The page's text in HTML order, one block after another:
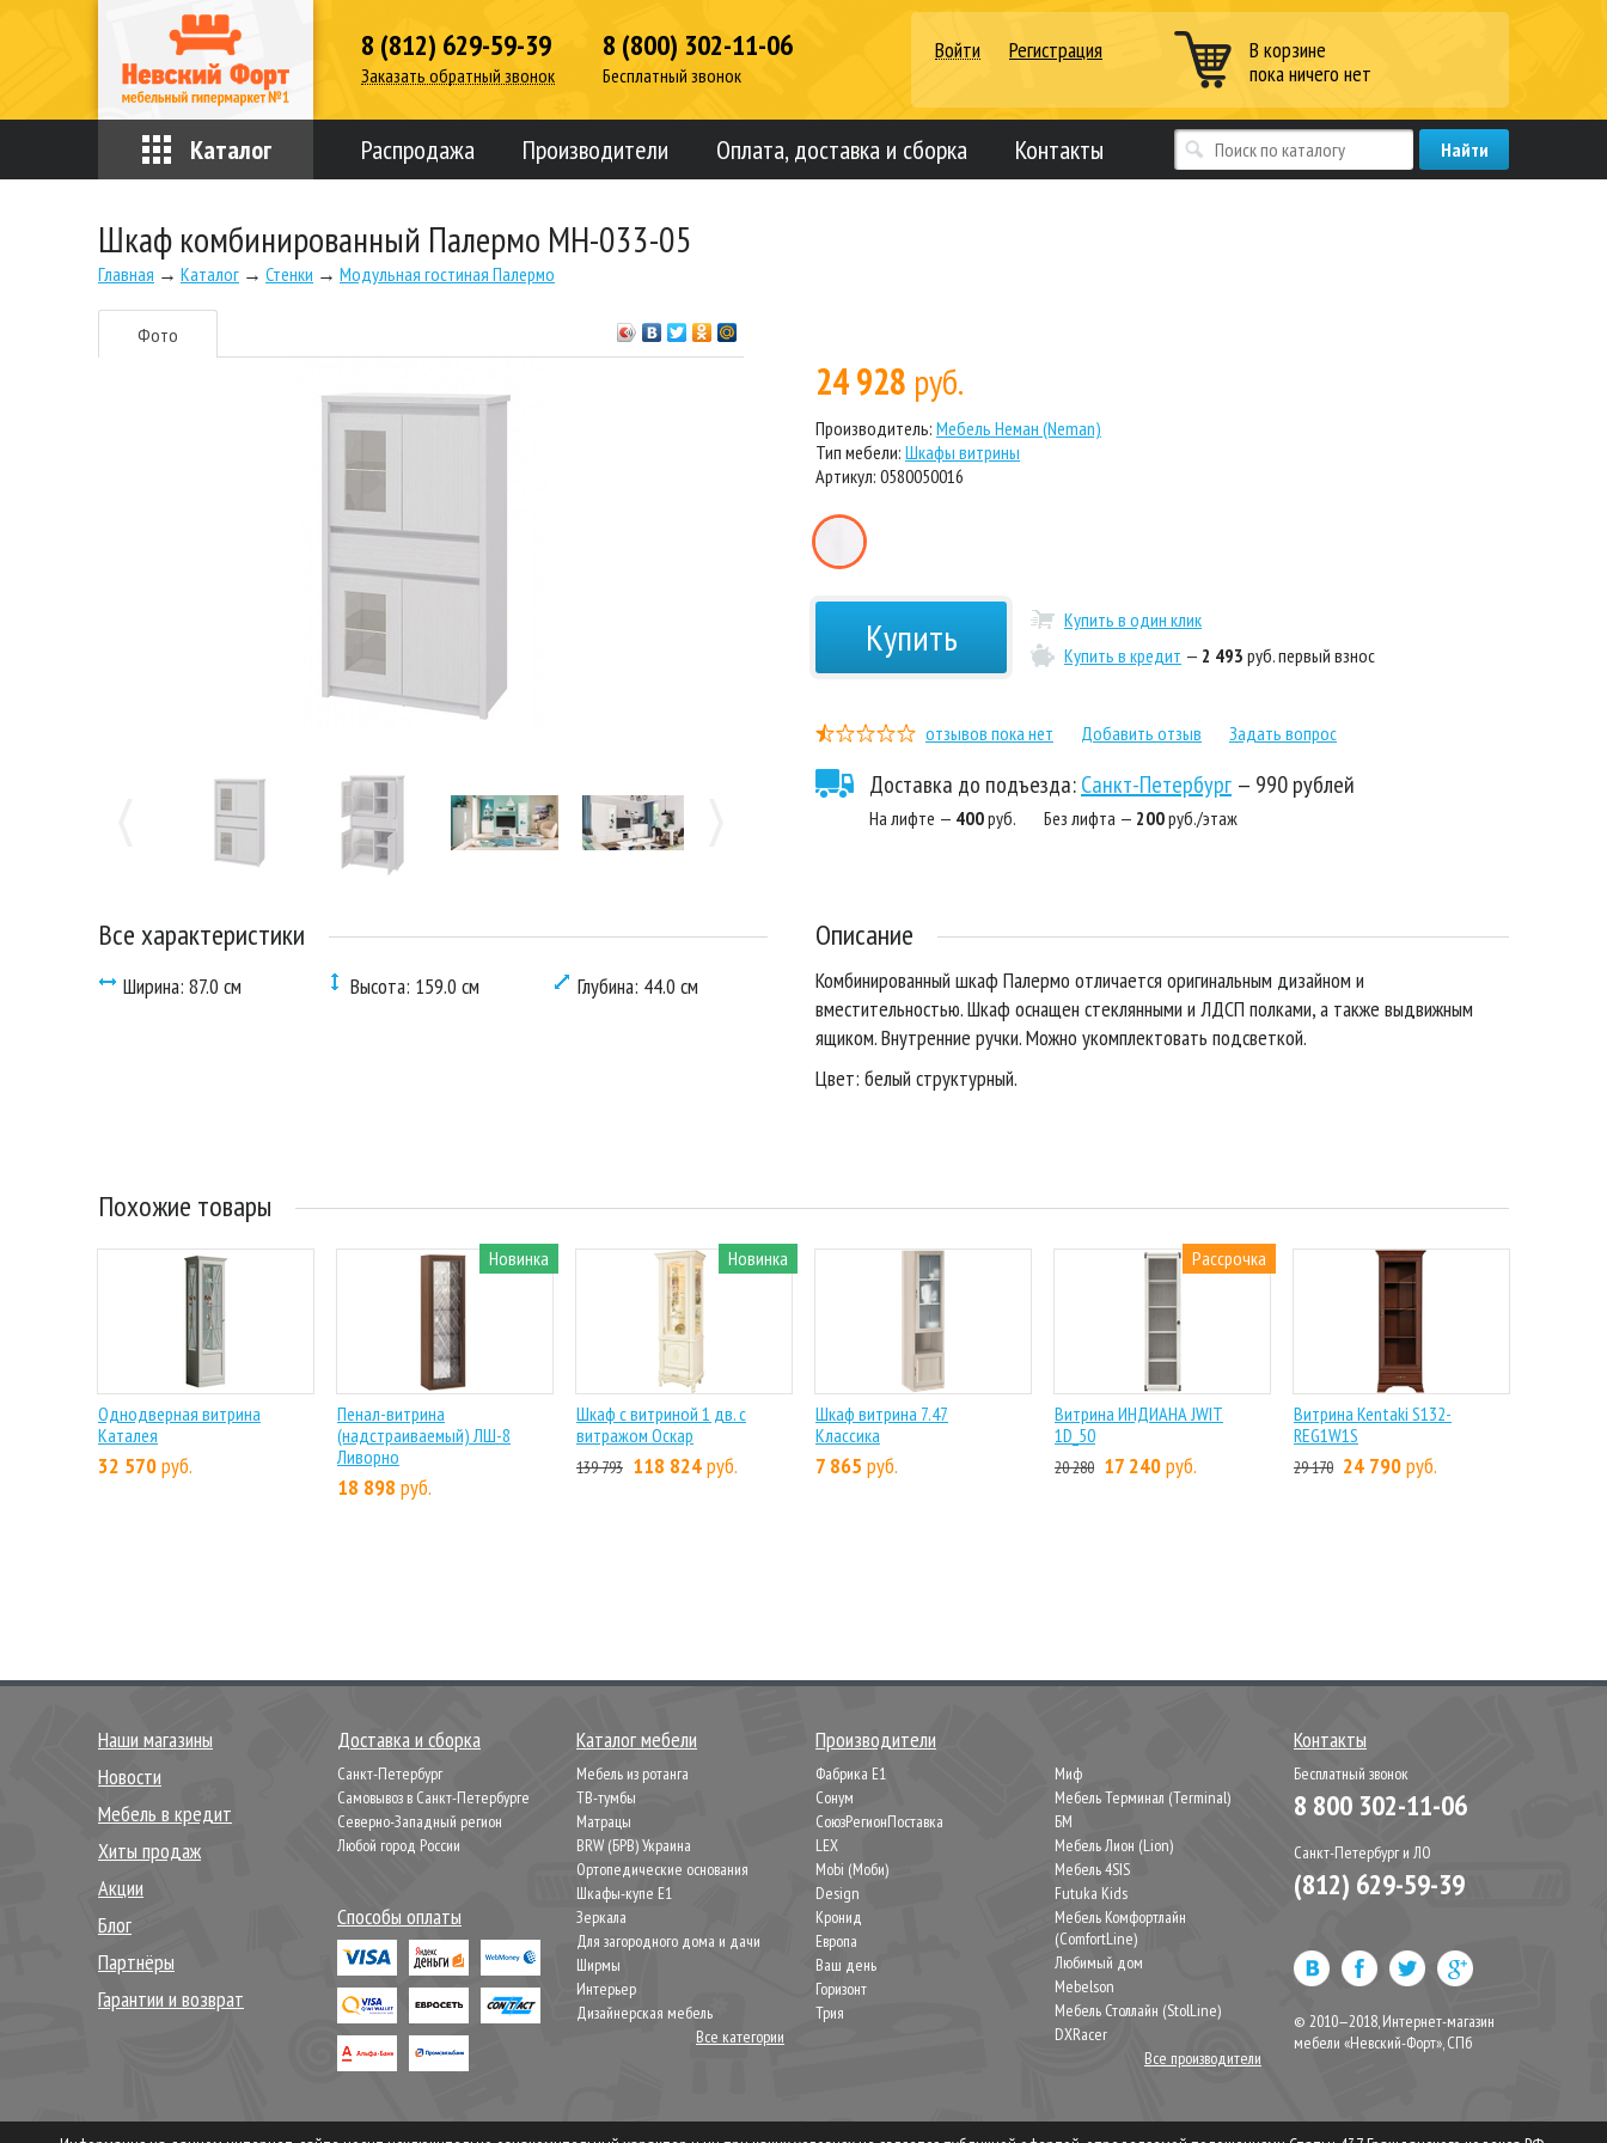
8 (812) 629-59-39
Заказать обратный звонок
8 (800) 302-11-06
Бесплатный звонок
Войти Регистрация
В корзине
пока ничего нет
Каталог Распродажа Производители Оплата, доставка и сборка Контакты
Шкаф комбинированный Палермо МН-033-05
Главная → Каталог → Стенки → Модульная гостиная Палермо
Фото
24 928 руб.
Производитель: Мебель Неман (Neman)
Тип мебели: Шкафы витрины
Артикул: 0580050016
Купить
Купить в один клик
Купить в кредит — 2 493 руб. первый взнос
отзывов пока нет Добавить отзыв Задать вопрос
Доставка до подъезда:Санкт-Петербург — 990 рублей
На лифте — 400руб. Без лифта — 200руб./этаж
Все характеристики
Ширина: 87.0 см Высота: 159.0 см Глубина: 44.0 см
Описание
Комбинированный шкаф Палермо отличается оригинальным дизайном и
вместительностью. Шкаф оснащен стеклянными и ЛДСП полками, а также выдвижным
ящиком. Внутренние ручки. Можно укомплектовать подсветкой.
Цвет: белый структурный.
Похожие товары
Однодверная витрина
Каталея
32 570руб.
Новинка
Пенал-витрина
(надстраиваемый) ЛШ-8
Ливорно
18 898 руб.
Новинка
Шкаф с витриной 1 дв. с
витражом Оскар
139 793 118 824руб.
Шкаф витрина 7.47
Классика
7 865 руб.
Рассрочка
Витрина ИНДИАНА JWIT
1D_50
20 280 17 240руб.
Витрина Kentaki S132-
REG1W1S
29 170 24 790руб.
Наши магазины
Новости
Мебель в кредит
Хиты продаж
Акции
Блог
Партнёры
Гарантии и возврат
Доставка и сборка
Санкт-Петербург
Самовывоз в Санкт-Петербурге
Северно-Западный регион
Любой город России
Способы оплаты
Каталог мебели
Мебель из ротанга
ТВ-тумбы
Матрацы
BRW (БРВ) Украина
Ортопедические основания
Шкафы-купе Е1
Зеркала
Для загородного дома и дачи
Ширмы
Интерьер
Дизайнерская мебель
Все категории
Производители
Фабрика Е1
Сонум
СоюзРегионПоставка
LEX
Mobi (Моби)
Design
Кронид
Европа
Ваш день
Горизонт
Трия
Миф
Мебель Терминал (Terminal)
БМ
Мебель Лион (Lion)
Мебель 4SIS
Futuka Kids
Мебель Комфортлайн
(ComfortLine)
Любимый дом
Mebelson
Мебель Столлайн (StolLine)
DXRacer
Все производители
Контакты
Бесплатный звонок
8 800 302-11-06
Санкт-Петербург и ЛО
(812) 629-59-39
© 2010—2018, Интернет-магазин
мебели «Невский-Форт», СПб